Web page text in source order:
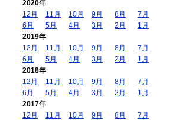
2020年
12月
11月 10月 9月 8月
7月
6月
5月 4月 3月 2月
1月
2019年
12月
11月 10月 9月 8月
7月
6月
5月 4月 3月 2月
1月
2018年
12月
11月 10月 9月 8月
7月
6月
5月 4月 3月 2月
1月
2017年
12月
11月 10月 9月 8月
7月